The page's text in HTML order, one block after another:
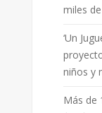
miles
‘Un
niños y
Más de